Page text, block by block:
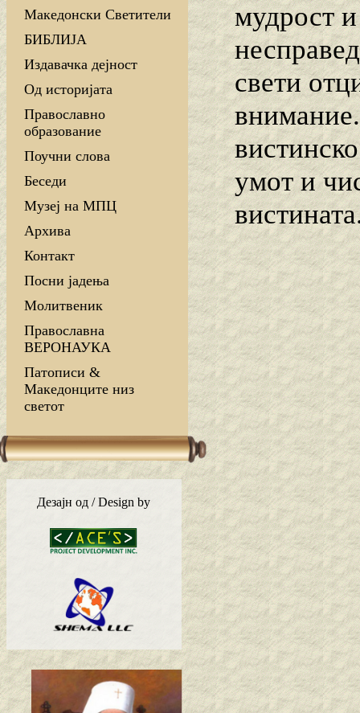
Македонски Светители
БИБЛИЈА
Издавачка дејност
Од историјата
Православно
образование
Поучни слова
Беседи
Музеј на МПЦ
Архива
Контакт
Посни јадења
Молитвеник
Православна
ВЕРОНАУКА
Патописи &
Македонците низ
светот
Дезајн од / Design by
мудрост
свети
умот и